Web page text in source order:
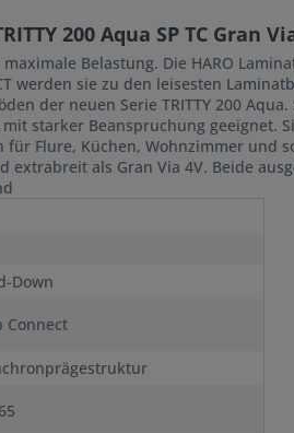
200 Aqua SP TC Gran
Belastung. Die HARO
werden sie zu den leisesten
der neuen Serie TRITTY 200
starker Beanspruchung
Flure, Küchen, Wohnzimmer und
als Gran Via 4V. Beide
Down
Connect